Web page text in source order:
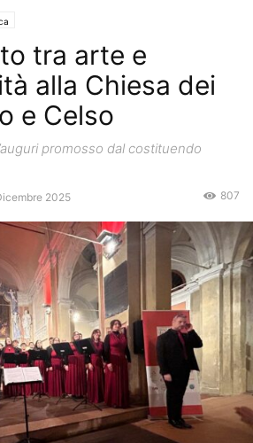
tra arte e
alla Chiesa dei
e Celso
promosso dal costituendo
2025 807